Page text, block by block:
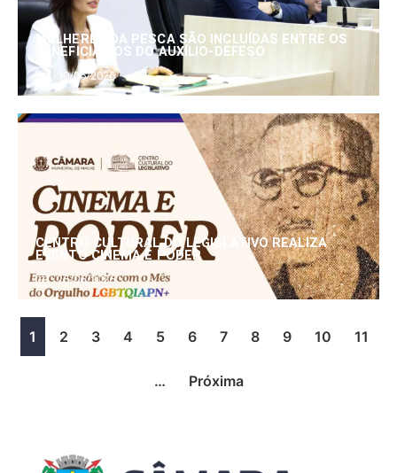
MULHERES DA PESCA SÃO INCLUÍDAS ENTRE OS
BENEFICIÁRIOS DO AUXÍLIO-DEFESO
30/06/2026
CENTRO CULTURAL DO LEGISLATIVO REALIZA
EVENTO CINEMA E PODER
25/06/2026
1 2 3 4 5 6 7 8 9 10 11
… Próxima